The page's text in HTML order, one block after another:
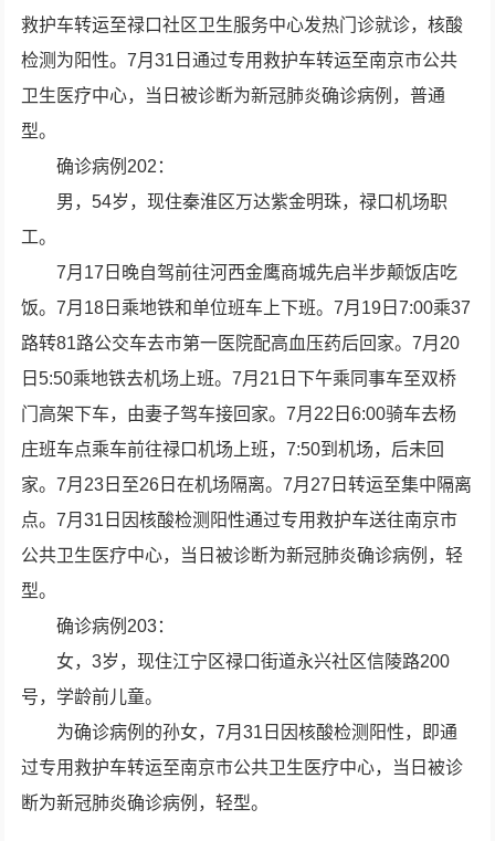
救护车转运至禄口社区卫生服务中心发热门诊就诊，核酸
检测为阳性。7月31日通过专用救护车转运至南京市公共
卫生医疗中心，当日被诊断为新冠肺炎确诊病例，普通
型。
确诊病例202：
男，54岁，现住秦淮区万达紫金明珠，禄口机场职
工。
7月17日晚自驾前往河西金鹰商城先启半步颠饭店吃
饭。7月18日乘地铁和单位班车上下班。7月19日7:00乘37
路转81路公交车去市第一医院配高血压药后回家。7月20
日5:50乘地铁去机场上班。7月21日下午乘同事车至双桥
门高架下车，由妻子驾车接回家。7月22日6:00骑车去杨
庄班车点乘车前往禄口机场上班，7:50到机场，后未回
家。7月23日至26日在机场隔离。7月27日转运至集中隔离
点。7月31日因核酸检测阳性通过专用救护车送往南京市
公共卫生医疗中心，当日被诊断为新冠肺炎确诊病例，轻
型。
确诊病例203：
女，3岁，现住江宁区禄口街道永兴社区信陵路200
号，学龄前儿童。
为确诊病例的孙女，7月31日因核酸检测阳性，即通
过专用救护车转运至南京市公共卫生医疗中心，当日被诊
断为新冠肺炎确诊病例，轻型。